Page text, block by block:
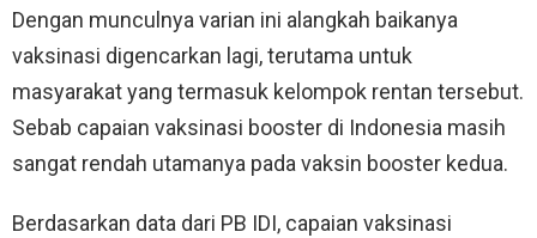
Dengan munculnya varian ini alangkah baikanya
vaksinasi digencarkan lagi, terutama untuk
masyarakat yang termasuk kelompok rentan tersebut.
Sebab capaian vaksinasi booster di Indonesia masih
sangat rendah utamanya pada vaksin booster kedua.
Berdasarkan data dari PB IDI, capaian vaksinasi